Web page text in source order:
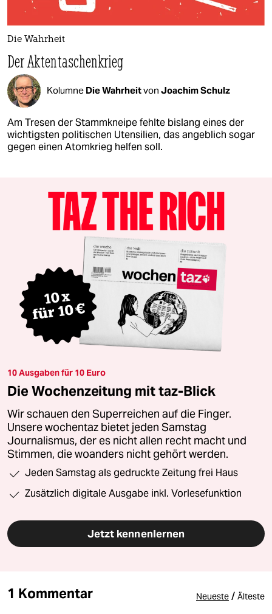
Die Wahrheit
Der Aktentaschenkrieg
Kolumne Die Wahrheitvon Joachim Schulz
Am Tresen der Stammkneipe fehlte bislang eines der
wichtigsten politischen Utensilien, das angeblich sogar
gegen einen Atomkrieg helfen soll.
10 Ausgaben für 10 Euro
Die Wochenzeitung mit taz-Blick
Wir schauen den Superreichen auf die Finger.
Unsere wochentaz bietet jeden Samstag
Journalismus, der es nicht allen recht macht und
Stimmen, die woanders nicht gehört werden.
Jeden Samstag als gedruckte Zeitung frei Haus
Zusätzlich digitale Ausgabe inkl. Vorlesefunktion
Jetzt kennenlernen
1 Kommentar Neueste / Älteste